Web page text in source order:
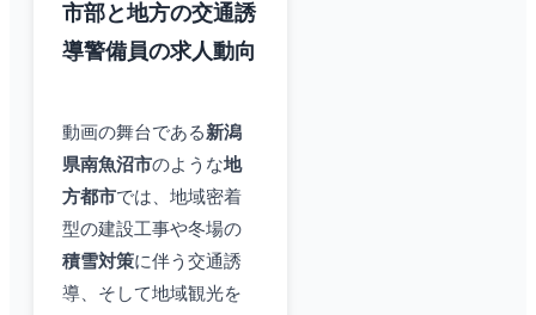
市部と地方の交通誘
導警備員の求人動向
動画の舞台である新潟
県南魚沼市のような地
方都市では、地域密着
型の建設工事や冬場の
積雪対策に伴う交通誘
導、そして地域観光を